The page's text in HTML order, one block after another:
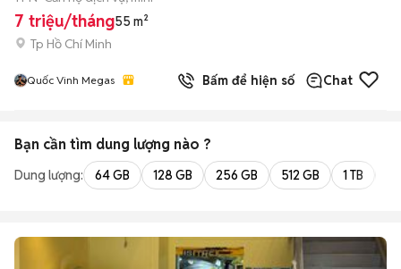
7 triệu/tháng55 m²
Tp Hồ Chí Minh
Quốc Vinh Megas Bấm để hiện số Chat
Bạn cần tìm dung lượng nào ?
Dung lượng: 64 GB 128 GB 256 GB 512 GB 1 TB